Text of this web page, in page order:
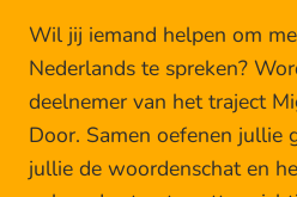
Wil jij iemand helpen om
Nederlands te spreken?
deelnemer van het traject
Door. Samen oefenen jullie
jullie de woordenschat en